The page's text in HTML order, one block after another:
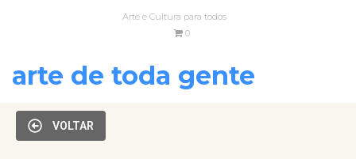
Arte e Cultura para todos
0
arte de toda gente
VOLTAR